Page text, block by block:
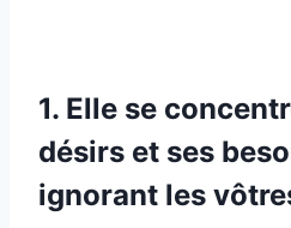
1. Elle se
désirs et ses
ignorant les